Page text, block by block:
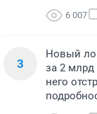
6 007
3
Новый
за 2 млрд
него